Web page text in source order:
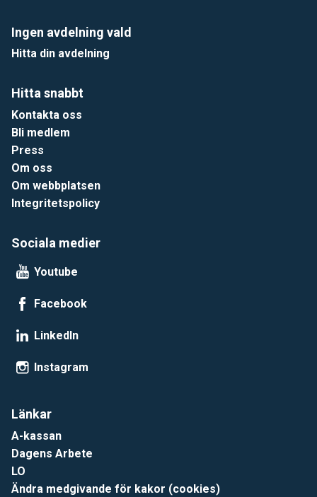
Ingen avdelning vald
Hitta din avdelning
Hitta snabbt
Kontakta oss
Bli medlem
Press
Om oss
Om webbplatsen
Integritetspolicy
Sociala medier
Youtube
Facebook
LinkedIn
Instagram
Länkar
A-kassan
Dagens Arbete
LO
Ändra medgivande för kakor (cookies)